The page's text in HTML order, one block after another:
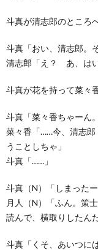
斗真が清志郎のところ
斗真「おい、清志郎。
清志郎「え？ あ、は
斗真が花を持って菜々
斗真「菜々香ちゃーん
菜々香「……今、清志
うことしちゃ」
斗真「……」
斗真（N）「しまったー
月人（N）「ふん。策
読んで、横取りしたん
斗真「くそ、あいつに